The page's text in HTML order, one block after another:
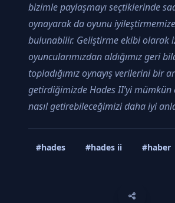
bizimle paylaşmayı seçtiklerinde
oynayarak da oyunu
bulunabilir. Geliştirme ekibi olarak
oyuncularımızdan aldığımız geri
topladığımız oynayış verilerini bir
getirdiğimizde Hades II’yi
nasıl getirebileceğimizi daha iyi
#hades #hades ii #haber